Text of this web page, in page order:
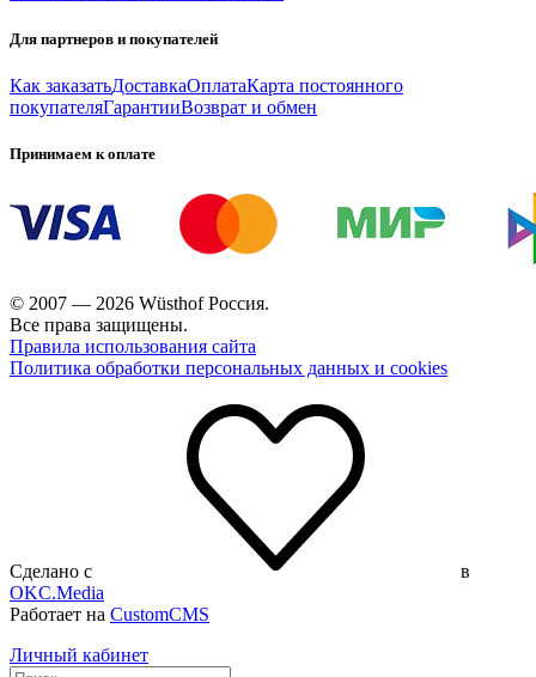
Для партнеров и покупателей
Как заказатьДоставкаОплатаКарта постоянного
покупателяГарантииВозврат и обмен
Принимаем к оплате
© 2007 — 2026 Wüsthof Россия.
Все права защищены.
Правила использования сайта
Политика обработки персональных данных и cookies
Сделано с
в
OKC.Media
Работает на CustomCMS
Личный кабинет